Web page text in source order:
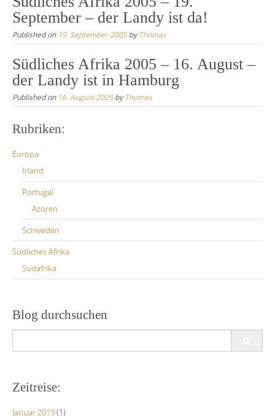
September – der Landy ist da!
Published on 19. September 2005byThomas
Südliches Afrika 2005 – 16. August –
der Landy ist in Hamburg
Published on 16. August 2005byThomas
Rubriken:
Europa
Irland
Portugal
Azoren
Schweden
Südliches Afrika
Südafrika
Blog durchsuchen
Zeitreise:
Januar 2019(1)